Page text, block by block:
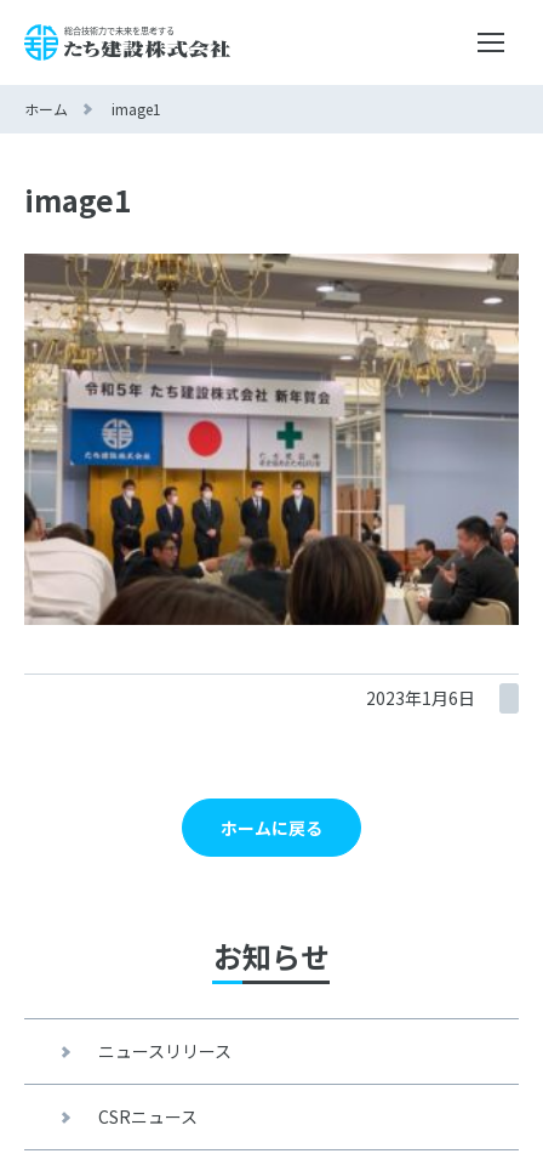
ホーム image1
image1
2023年1月6日
ホームに戻る
お知らせ
ニュースリリース
CSRニュース